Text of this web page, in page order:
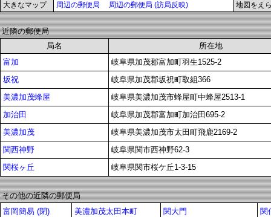
大きなマップ 周辺の郵便局 周辺の郵便局 (訪局反映) 地図をえ
近隣の郵便局
局名
所在地
富加
岐阜県加茂郡富加町羽生1525-2
坂祝
岐阜県加茂郡坂祝町取組366
美濃加茂蜂屋
岐阜県美濃加茂市蜂屋町中蜂屋2513-1
加治田
岐阜県加茂郡富加町加治田695-2
美濃加茂
岐阜県美濃加茂市太田町飛鹿2169-2
関西神野
岐阜県関市西神野62-3
関桜ヶ丘
岐阜県関市桜ケ丘1-3-15
その他の近隣の郵便局
富岡簡易 (閉)
美濃加茂太田本町 関大門
関